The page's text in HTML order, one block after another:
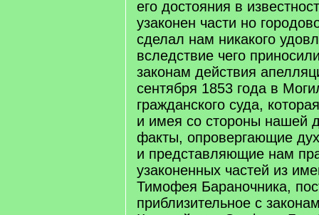
его достояния в
узаконен части но
сделал нам никакого
вследствие чего
законам действия
сентября 1853 года в
гражданского суда,
и имея со стороны нашей
факты, опровергающие
и представляющие нам
узаконенных частей из
Тимофея Бараночника,
приблизительное с